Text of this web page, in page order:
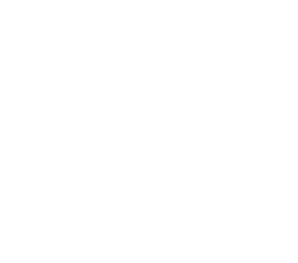
女子。十年前的她被他从死人堆里救出
求老炮儿顾炎带自己用程序员身份卧底电诈集团以求查